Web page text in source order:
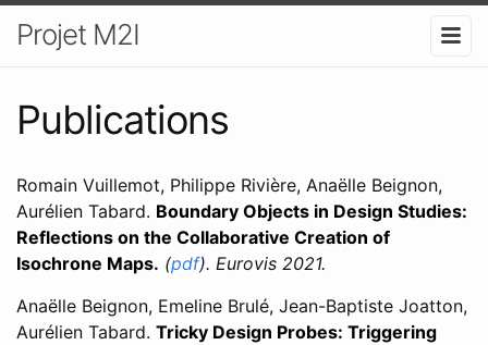
Projet M2I
Publications
Romain Vuillemot, Philippe Rivière, Anaëlle Beignon,
Aurélien Tabard. Boundary Objects in Design Studies:
Reflections on the Collaborative Creation of
Isochrone Maps. (pdf). Eurovis 2021.
Anaëlle Beignon, Emeline Brulé, Jean-Baptiste Joatton,
Aurélien Tabard. Tricky Design Probes: Triggering